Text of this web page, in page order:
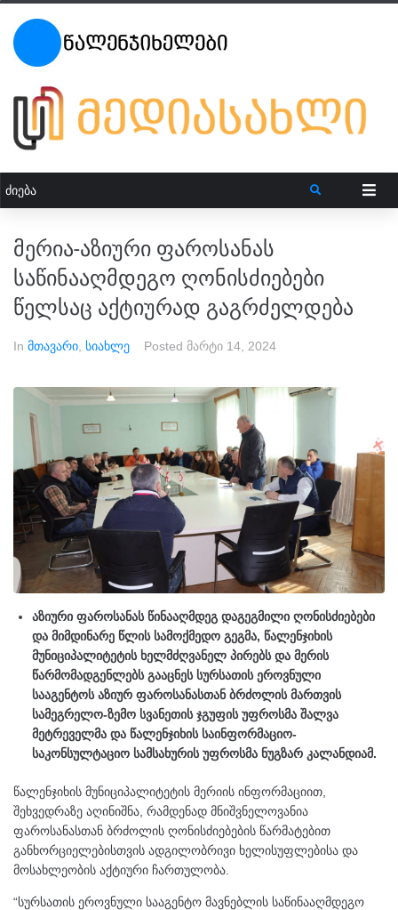
მერია-აზიური ფაროსანას
საწინააღმდეგო ღონისძიებები
წელსაც აქტიურად გაგრძელდება
In მთავარი სიახლე Posted მარტი 14, 2024
აზიური ფაროსანას წინააღმდეგ დაგეგმილი ღონისძიებები
და მიმდინარე წლის სამოქმედო გეგმა, წალენჯიხის
მუნიციპალიტეტის ხელმძღვანელ პირებს და მერის
წარმომადგენლებს გააცნეს სურსათის ეროვნული
სააგენტოს აზიურ ფაროსანასთან ბრძოლის მართვის
სამეგრელო-ზემო სვანეთის ჯგუფის უფროსმა შალვა
მეტრეველმა და წალენჯიხის საინფორმაციო-
საკონსულტაციო სამსახურის უფროსმა ნუგზარ კალანდიამ.
წალენჯიხის მუნიციპალიტეტის მერიის ინფორმაციით,
შეხვედრაზე აღინიშნა, რამდენად მნიშვნელოვანია
ფაროსანასთან ბრძოლის ღონისძიებების წარმატებით
განხორციელებისთვის ადგილობრივი ხელისუფლებისა და
მოსახლეობის აქტიური ჩართულობა.
“სურსათის ეროვნული სააგენტო მავნებლის საწინააღმდეგო